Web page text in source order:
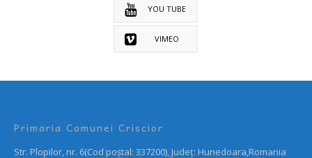
YOU TUBE
VIMEO
Primaria Comunei Criscior
Str. Plopilor, nr. 6(Cod poștal: 337200), Județ: Hunedoara,Romania